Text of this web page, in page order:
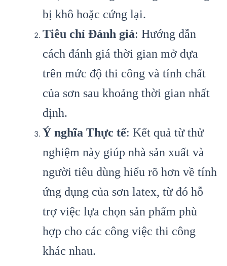
bị khô hoặc cứng lại.
Tiêu chí Đánh giá: Hướng dẫn
cách đánh giá thời gian mở dựa
trên mức độ thi công và tính chất
của sơn sau khoảng thời gian nhất
định.
Ý nghĩa Thực tế: Kết quả từ thử
nghiệm này giúp nhà sản xuất và
người tiêu dùng hiểu rõ hơn về tính
ứng dụng của sơn latex, từ đó hỗ
trợ việc lựa chọn sản phẩm phù
hợp cho các công việc thi công
khác nhau.